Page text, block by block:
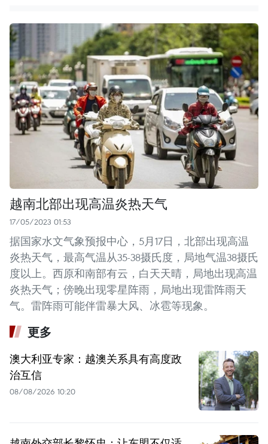
越南北部出现高温炎热天气
17/05/2023 01:53
据国家水文气象预报中心，5月17日，北部出现高温
炎热天气，最高气温从35-38摄氏度，局地气温38摄氏
度以上。西原和南部有云，白天天晴，局地出现高温
炎热天气；傍晚出现零星阵雨，局地出现雷阵雨天
气。雷阵雨可能伴雷暴大风、冰雹等现象。
更多
澳大利亚专家：越澳关系具有高度政
治互信
08/08/2026 10:20